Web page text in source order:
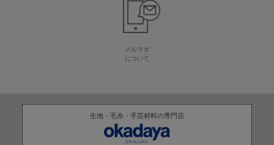
メルマガ
について
生地・毛糸・手芸材料の専門店